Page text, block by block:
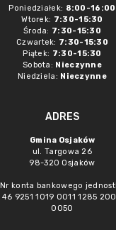
Poniedziałek: 8:00-16:00
Wtorek: 7:30-15:30
Środa: 7:30-15:30
Czwartek: 7:30-15:30
Piątek: 7:30-15:30
Sobota: Nieczynne
Niedziela: Nieczynne
ADRES
Gmina Osjaków
ul. Targowa 26
98-320 Osjaków
Nr konta bankowego
46 9251 1019 0011 1285
0050